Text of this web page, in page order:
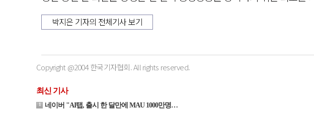
박지은 기자의 전체기사 보기
Copyright @2004 한국기자협회. All rights reserved.